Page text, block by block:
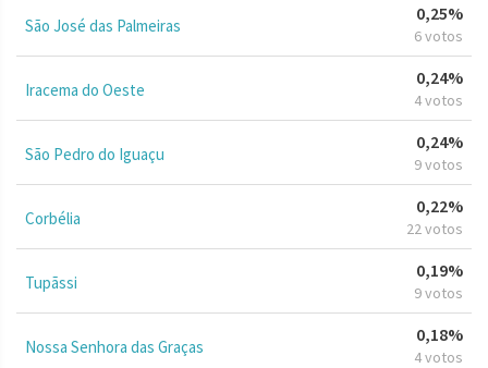
São José das Palmeiras
0,25%
6 votos
Iracema do Oeste
0,24%
4 votos
São Pedro do Iguaçu
0,24%
9 votos
Corbélia
0,22%
22 votos
Tupãssi
0,19%
9 votos
Nossa Senhora das Graças
0,18%
4 votos